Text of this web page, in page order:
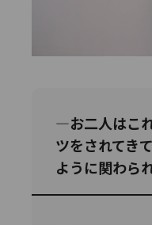
―お二人はこ
ツをされてき
ように関わら